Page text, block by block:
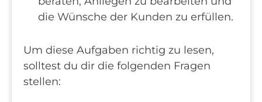
die Wünsche der Kunden zu erfüllen.
Um diese Aufgaben richtig zu lesen,
solltest du dir die folgenden Fragen
stellen: